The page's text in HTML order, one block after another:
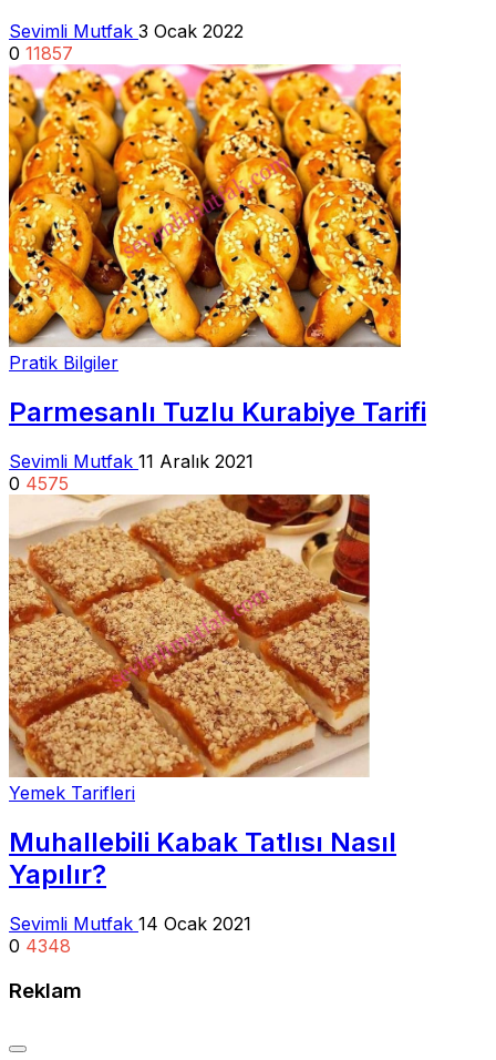
Sevimli Mutfak 3 Ocak 2022
0 11857
Pratik Bilgiler
Parmesanlı Tuzlu Kurabiye Tarifi
Sevimli Mutfak 11 Aralık 2021
0 4575
Yemek Tarifleri
Muhallebili Kabak Tatlısı Nasıl
Yapılır?
Sevimli Mutfak 14 Ocak 2021
0 4348
Reklam